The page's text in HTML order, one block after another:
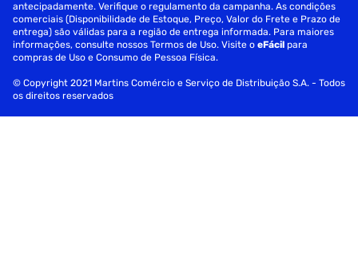
antecipadamente. Verifique o regulamento da campanha. As condições
comerciais (Disponibilidade de Estoque, Preço, Valor do Frete e Prazo de
entrega) são válidas para a região de entrega informada. Para maiores
informações, consulte nossos Termos de Uso. Visite oeFácil para
compras de Uso e Consumo de Pessoa Física.
© Copyright 2021 Martins Comércio e Serviço de Distribuição S.A. - Todos
os direitos reservados